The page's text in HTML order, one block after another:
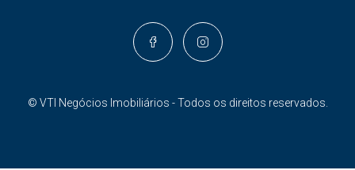
© VTI Negócios Imobiliários - Todos os direitos reservados.